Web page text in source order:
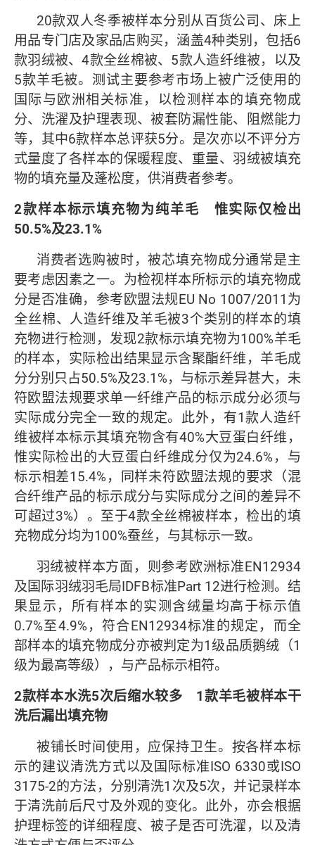
20款双人冬季被样本分别从百货公司、床上
用品专门店及家品店购买，涵盖4种类别，包括6
款羽绒被、4款全丝棉被、5款人造纤维被，以及
5款羊毛被。测试主要参考市场上被广泛使用的
国际与欧洲相关标准，以检测样本的填充物成
分、洗濯及护理表现、被套防漏性能、阻燃能力
等，其中6款样本总评获5分。是次亦以不评分方
式量度了各样本的保暖程度、重量、羽绒被填充
物的填充量及蓬松度，供消费者参考。
2款样本标示填充物为纯羊毛 惟实际仅检出
50.5%及23.1%
消费者选购被时，被芯填充物成分通常是主
要考虑因素之一。为检视样本所标示的填充物成
分是否准确，参考欧盟法规EU No 1007/2011为
全丝棉、人造纤维及羊毛被3个类别的样本的填
充物进行检测，发现2款标示填充物为100%羊毛
的样本，实际检出结果显示含聚酯纤维，羊毛成
分分别只占50.5%及23.1%，与标示差异甚大，未
符欧盟法规要求单一纤维产品的标示成分必须与
实际成分完全一致的规定。此外，有1款人造纤
维被样本标示其填充物含有40%大豆蛋白纤维，
惟实际检出的大豆蛋白纤维成分仅为24.6%，与
标示相差15.4%，同样未符欧盟法规的要求（混
合纤维产品的标示成分与实际成分之间的差异不
可超过3%）。至于4款全丝棉被样本，检出的填
充物成分均为100%蚕丝，与其标示一致。
羽绒被样本方面，则参考欧洲标准EN12934
及国际羽绒羽毛局IDFB标准Part 12进行检测。结
果显示，所有样本的实测含绒量均高于标示值
0.7%至4.9%，符合EN12934标准的规定，而全
部样本的填充物成分亦被判定为1级品质鹅绒（1
级为最高等级），与产品标示相符。
2款样本水洗5次后缩水较多 1款羊毛被样本干
洗后漏出填充物
被铺长时间使用，应保持卫生。按各样本标
示的建议清洗方式以及国际标准ISO 6330或ISO
3175-2的方法，分别清洗1次及5次，并记录样本
于清洗前后尺寸及外观的变化。此外，亦会根据
护理标签的详细程度、被子是否可洗濯，以及清